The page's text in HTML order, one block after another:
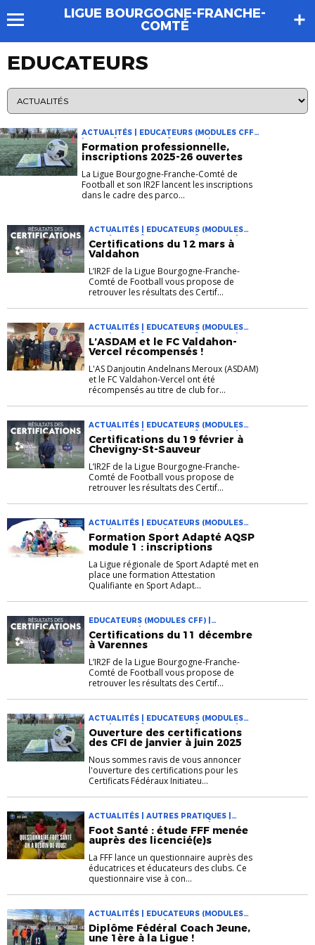
LIGUE BOURGOGNE-FRANCHE-
COMTÉ
EDUCATEURS
ACTUALITÉS | EDUCATEURS (MODULES CFF)
| ENTRAÎNEURS (DIPLÔME PRO) | FORMATION
| INFOS LIGUE
Formation professionnelle,
inscriptions 2025-26 ouvertes
La Ligue Bourgogne-Franche-Comté de
Football et son IR2F lancent les inscriptions
dans le cadre des parco...
ACTUALITÉS | EDUCATEURS (MODULES
CFF) | ENTRAÎNEURS (DIPLÔME PRO) |
FORMATION | INFOS LIGUE
Certifications du 12 mars à
Valdahon
L’IR2F de la Ligue Bourgogne-Franche-
Comté de Football vous propose de
retrouver les résultats des Certif...
ACTUALITÉS | EDUCATEURS (MODULES
CFF) | ENTRAÎNEURS (DIPLÔME PRO) |
FORMATION | INFOS LIGUE
L’ASDAM et le FC Valdahon-
Vercel récompensés !
L'AS Danjoutin Andelnans Meroux (ASDAM)
et le FC Valdahon-Vercel ont été
récompensés au titre de club for...
ACTUALITÉS | EDUCATEURS (MODULES
CFF) | ENTRAÎNEURS (DIPLÔME PRO) |
FORMATION | INFOS LIGUE
Certifications du 19 février à
Chevigny-St-Sauveur
L’IR2F de la Ligue Bourgogne-Franche-
Comté de Football vous propose de
retrouver les résultats des Certif...
ACTUALITÉS | EDUCATEURS (MODULES
CFF) | FORMATION | INFOS LIGUE
Formation Sport Adapté AQSP
module 1 : inscriptions
La Ligue régionale de Sport Adapté met en
place une formation Attestation
Qualifiante en Sport Adapt...
EDUCATEURS (MODULES CFF) |
FORMATION | INFOS LIGUE
Certifications du 11 décembre
à Varennes
L’IR2F de la Ligue Bourgogne-Franche-
Comté de Football vous propose de
retrouver les résultats des Certif...
ACTUALITÉS | EDUCATEURS (MODULES
CFF) | ENTRAÎNEURS (DIPLÔME PRO) |
FORMATION | INFOS LIGUE
Ouverture des certifications
des CFI de janvier à juin 2025
Nous sommes ravis de vous annoncer
l'ouverture des certifications pour les
Certificats Fédéraux Initiateu...
ACTUALITÉS | AUTRES PRATIQUES |
EDUCATEURS (MODULES CFF) |
ENTRAÎNEURS (DIPLÔME PRO) |
FORMATION | INFOS LIGUE | PEF
Foot Santé : étude FFF menée
auprès des licencié(e)s
La FFF lance un questionnaire auprès des
éducatrices et éducateurs des clubs. Ce
questionnaire vise à con...
ACTUALITÉS | EDUCATEURS (MODULES
CFF) | FORMATION | INFOS LIGUE
Diplôme Fédéral Coach Jeune,
une 1ère à la Ligue !